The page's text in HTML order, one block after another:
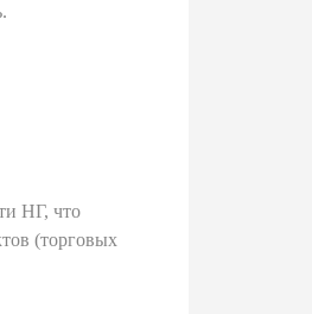
НГ, что
(торговых